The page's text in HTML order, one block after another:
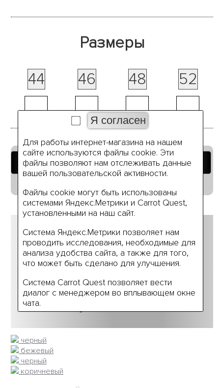
Размеры
44
46 48 52
Добавить в корзину
Руководство по размерам
Другие
цвета
черный
бежевый
черный
коричневый
Для работы интернет-магазина на нашем
сайте используются файлы cookie. Эти
файлы позволяют нам отслеживать данные
вашей пользовательской активности.
Файлы cookie могут быть использованы
системами Яндекс.Метрики и Carrot Quest,
установленными на наш сайт.
Система Яндекс.Метрики позволяет нам
проводить исследования, необходимые для
анализа удобства сайта, а также для того,
что может быть сделано для улучшения.
Система Carrot Quest позволяет вести
диалог с менеджером во вплывающем окне
чата.
персональных данных (или данных вашей
компании), а также разрешаете нам
обработку ваших персональных данные в
связи с использованием систем
Яндекс.Метрики и Carrot Quest на условиях,